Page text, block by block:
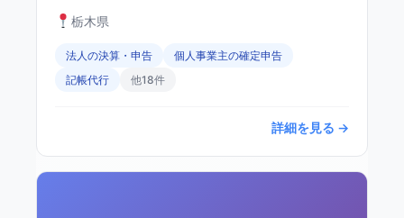
栃木県
法人の決算・申告
個人事業主の確定申告
記帳代行
他18件
詳細を見る →